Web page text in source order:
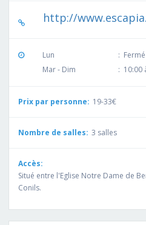
Lun : Fermé
Mar - Dim
: 10:00
Prix par personne: 19-33€
Nombre de salles: 3 salles
Accès:
Situé entre l'Eglise Notre Dame de
Conils.